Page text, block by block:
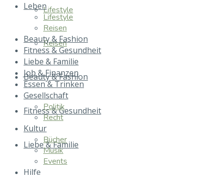
Lifestyle
Reisen
Beauty & Fashion
Fitness & Gesundheit
Liebe & Familie
Leben
Lifestyle
Reisen
Beauty & Fashion
Fitness & Gesundheit
Liebe & Familie
Job & Finanzen
Essen & Trinken
Gesellschaft
Politik
Recht
Kultur
Bücher
Musik
Events
Hilfe